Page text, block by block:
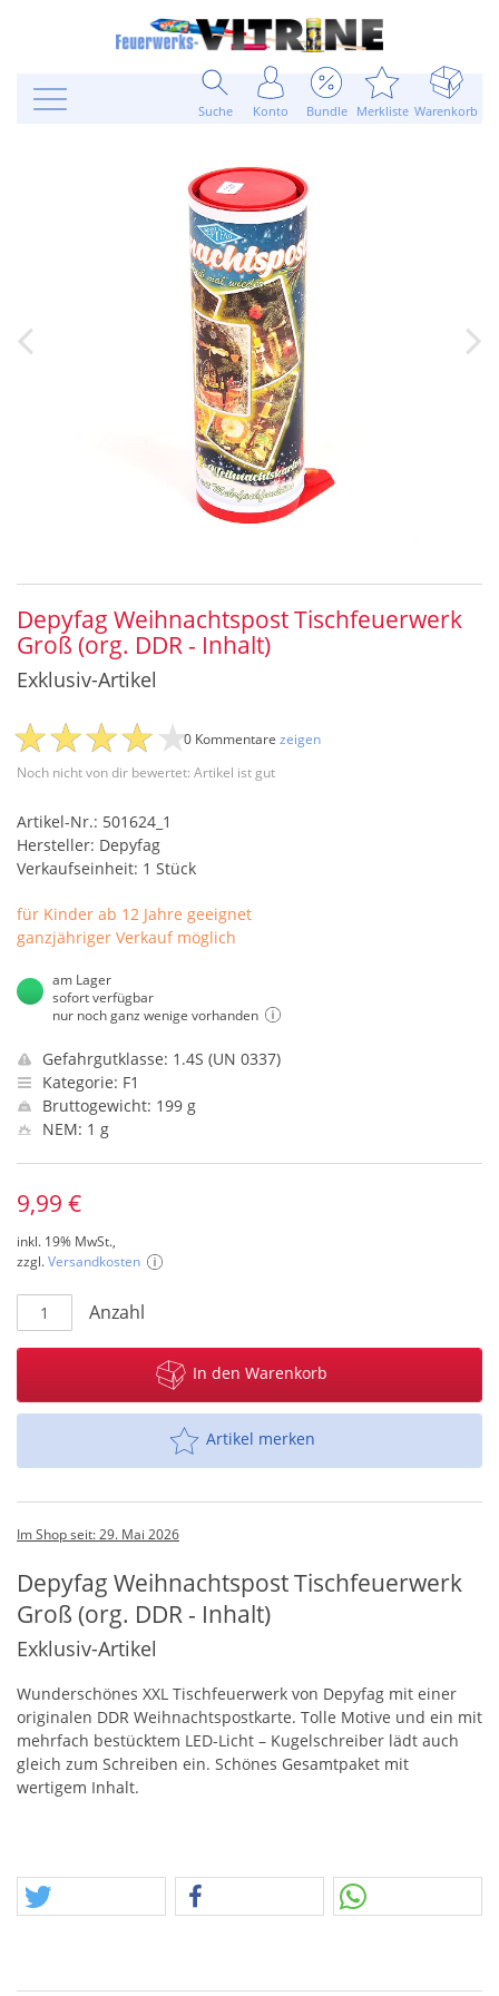
Suche Konto Bundle Merkliste Warenkorb
Depyfag Weihnachtspost Tischfeuerwerk
Groß (org. DDR - Inhalt)
Exklusiv-Artikel
Noch nicht von dir bewertet: Artikel ist gut
0 Kommentare zeigen
Artikel-Nr.: 501624_1
Hersteller: Depyfag
Verkaufseinheit: 1 Stück
für Kinder ab 12 Jahre geeignet
ganzjähriger Verkauf möglich
am Lager
sofort verfügbar
nur noch ganz wenige vorhanden
Gefahrgutklasse: 1.4S (UN 0337)
Kategorie: F1
Bruttogewicht: 199 g
NEM: 1 g
9,99 €
inkl. 19% MwSt.,
zzgl.Versandkosten
Anzahl
In den Warenkorb
Artikel merken
Im Shop seit: 29. Mai 2026
Depyfag Weihnachtspost Tischfeuerwerk
Groß (org. DDR - Inhalt)
Exklusiv-Artikel
Wunderschönes XXL Tischfeuerwerk von Depyfag mit einer
originalen DDR Weihnachtspostkarte. Tolle Motive und ein mit
mehrfach bestücktem LED-Licht – Kugelschreiber lädt auch
gleich zum Schreiben ein. Schönes Gesamtpaket mit
wertigem Inhalt.